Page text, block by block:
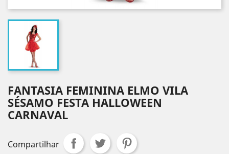
FANTASIA FEMININA ELMO VILA
SÉSAMO FESTA HALLOWEEN
CARNAVAL
Compartilhar